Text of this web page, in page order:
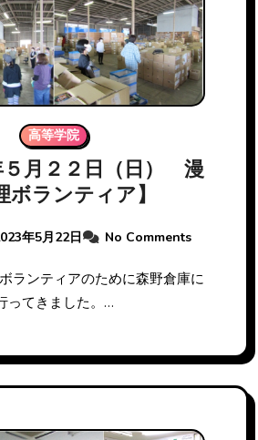
高等学院
５月２２日（日） 漫
ボランティア】
年5月22日 No Comments
ってきました。…